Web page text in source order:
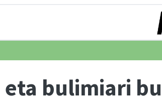
eta bulimiari